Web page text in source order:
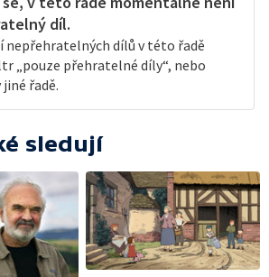
díl.
nepřehratelných dílů v této řadě
„pouze přehratelné díly“, nebo
řadě.
sledují